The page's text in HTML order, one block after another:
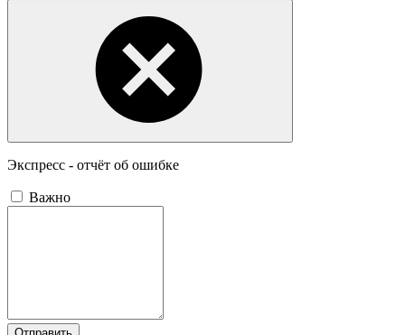
Экспресс - отчёт об ошибке
Важно